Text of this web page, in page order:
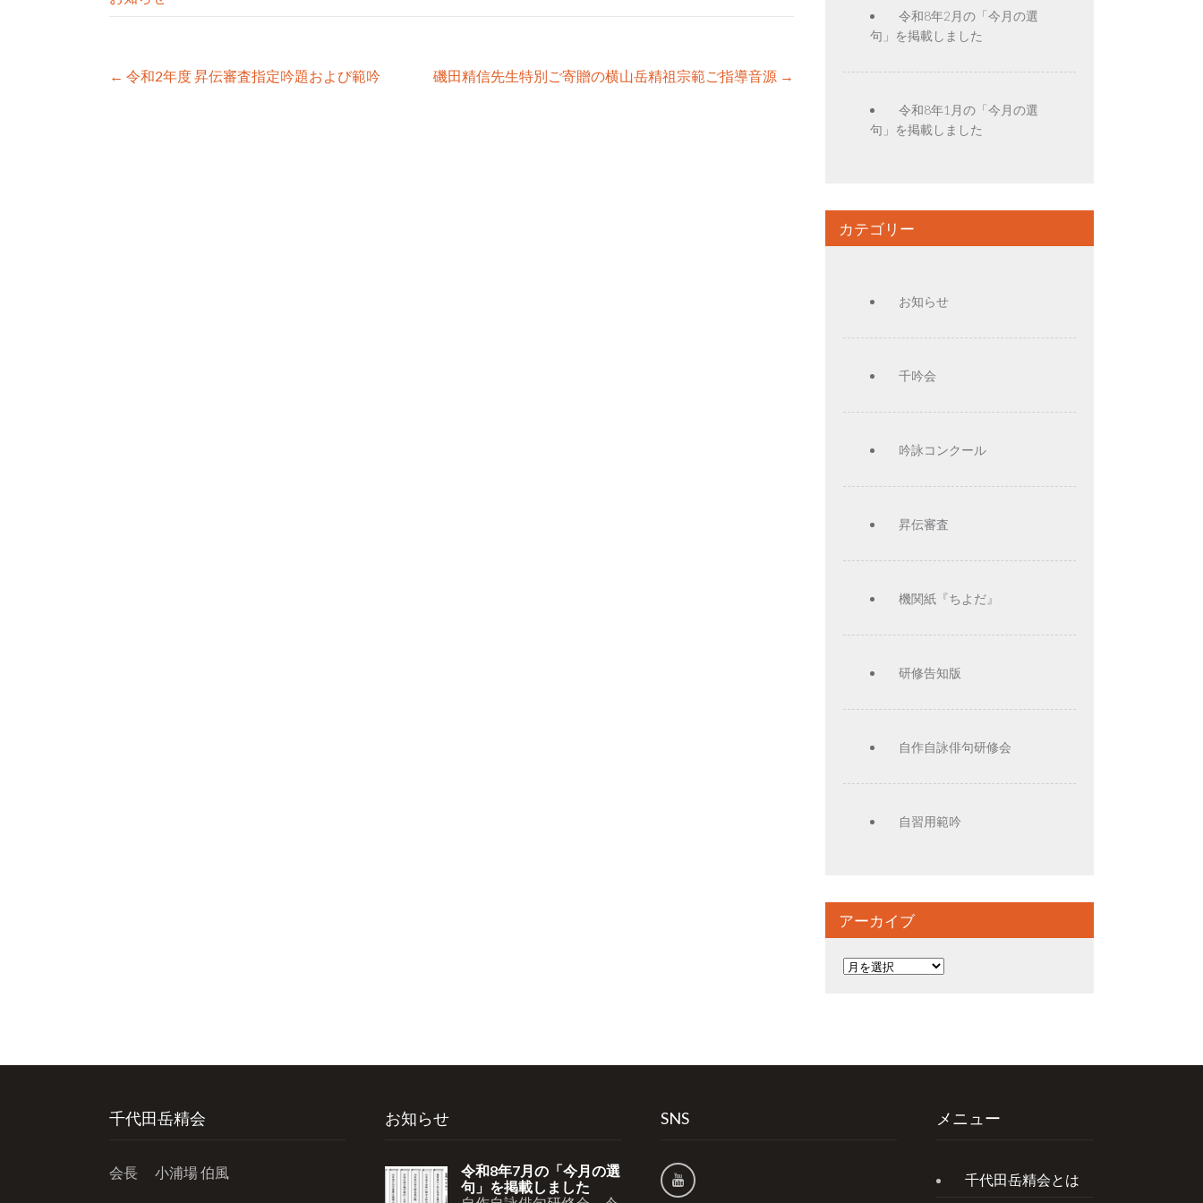
Post
navigation
← 令和2年度 昇伝審査指定吟題および範吟 磯田精信先生特別ご寄贈の横山岳精祖宗範ご指導音源 →
令和8年2月の「今月の選
句」を掲載しました
令和8年1月の「今月の選
句」を掲載しました
カテゴリー
お知らせ
千吟会
吟詠コンクール
昇伝審査
機関紙『ちよだ』
研修告知版
自作自詠俳句研修会
自習用範吟
アーカイブ
ア
千代田岳精会
会長 小浦場 伯風
お知らせ
令和8年7月の「今月の選
句」を掲載しました
SNS メニュー
千代田岳精会とは